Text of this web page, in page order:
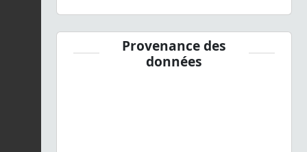
Provenance des
données